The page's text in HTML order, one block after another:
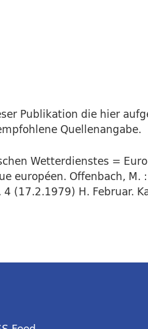
Publikation die hier
Quellenangabe.
Wetterdienstes =
européen. Offenbach, M.
(17.2.1979) H. Februar.